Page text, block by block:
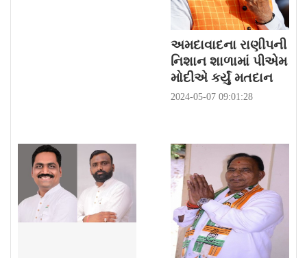
અમદાવાદના રાણીપની
નિશાન શાળામાં પીએમ
મોદીએ કર્યું મતદાન
2024-05-07 09:01:28